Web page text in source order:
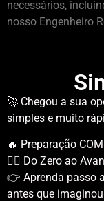
necessários,
nosso Engenheiro
🚀 Chegou a sua
simples e muito
🔥 Preparação
👷‍♂️ Do Zero ao
👉 Aprenda passo
antes que